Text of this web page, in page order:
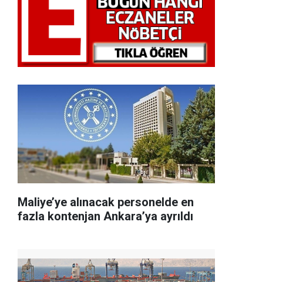
Maliye’ye alınacak personelde en
fazla kontenjan Ankara’ya ayrıldı